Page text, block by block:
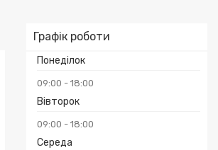
Графік роботи
Понеділок
09:00 18:00
Вівторок
09:00 18:00
Середа